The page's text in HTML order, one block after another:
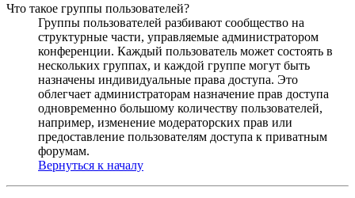
Что такое группы пользователей?
Группы пользователей разбивают сообщество на
структурные части, управляемые администратором
конференции. Каждый пользователь может состоять в
нескольких группах, и каждой группе могут быть
назначены индивидуальные права доступа. Это
облегчает администраторам назначение прав доступа
одновременно большому количеству пользователей,
например, изменение модераторских прав или
предоставление пользователям доступа к приватным
форумам.
Вернуться к началу